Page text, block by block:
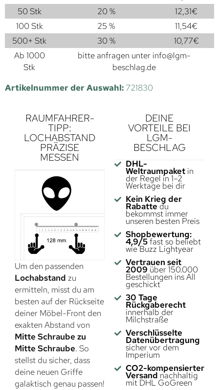
50 Stk
20 % 12,31€
100 Stk
25 % 11,54€
500+ Stk
30 % 10,77€
Ab 1000
Stk
bitte anfragen unter info@lgm-
beschlag.de
Artikelnummer der Auswahl: 721830
RAUMFAHRER-
TIPP:
LOCHABSTAND
PRÄZISE
MESSEN
Um den passenden
Lochabstand zu
ermitteln, misst du am
besten auf der Rückseite
deiner Möbel-Front den
exakten Abstand von
Mitte Schraube zu
Mitte Schraube. So
stellst du sicher, dass
deine neuen Griffe
galaktisch genau passen!
DEINE
VORTEILE BEI
LGM-
BESCHLAG
DHL-
Weltraumpaketin
der Regel in 1–2
Werktage bei dir
Kein Krieg der
Rabatte du
bekommst immer
unseren besten Preis
Shopbewertung:
4,9/5fast so beliebt
wie Buzz Lightyear
Vertrauen seit
2009 über 150.000
Bestellungen ins All
geschickt
30 Tage
Rückgaberecht
innerhalb der
Milchstraße
Verschlüsselte
Datenübertragung
sicher vor dem
Imperium
CO2-kompensierter
Versand nachhaltig
mit DHL GoGreen